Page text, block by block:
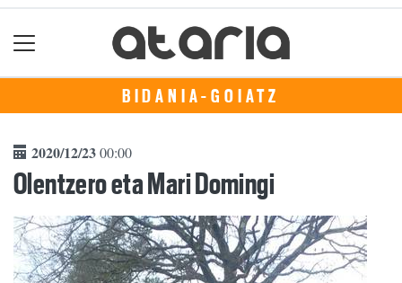
BIDANIA-GOIATZ
2020/12/2300:00
Olentzero eta Mari Domingi